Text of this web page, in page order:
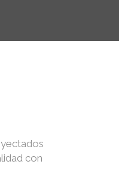
con